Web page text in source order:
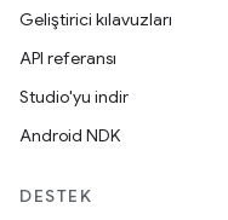
Geliştirici kılavuzları
API referansı
Studio'yu indir
Android NDK
DESTEK